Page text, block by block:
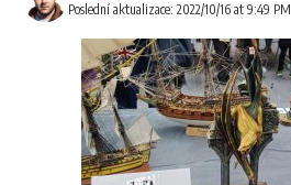
Poslední aktualizace: 2022/10/16 at 9:49 PM